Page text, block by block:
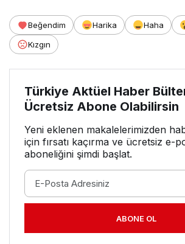
Beğendim Harika Haha
Kızgın
Türkiye Aktüel Haber
Ücretsiz Abone Olabilirsin
Yeni eklenen makalelerimizden
için fırsatı kaçırma ve ücretsiz e-
aboneliğini şimdi başlat.
ABONE OL